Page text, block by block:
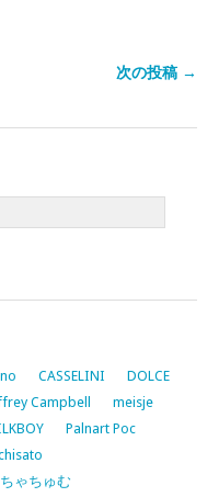
次の投稿 →
CASSELINI
DOLCE
Campbell
meisje
Palnart Poc
ゃちゅむ